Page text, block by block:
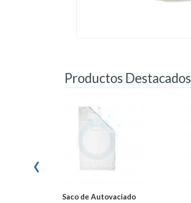
Productos Destacados
Saco de Autovaciado
‹